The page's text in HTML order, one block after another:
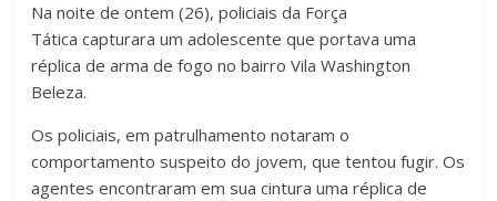
Na noite de ontem (26), policiais da Força
Tática capturara um adolescente que portava uma
réplica de arma de fogo no bairro Vila Washington
Beleza.
Os policiais, em patrulhamento notaram o
comportamento suspeito do jovem, que tentou fugir. Os
agentes encontraram em sua cintura uma réplica de